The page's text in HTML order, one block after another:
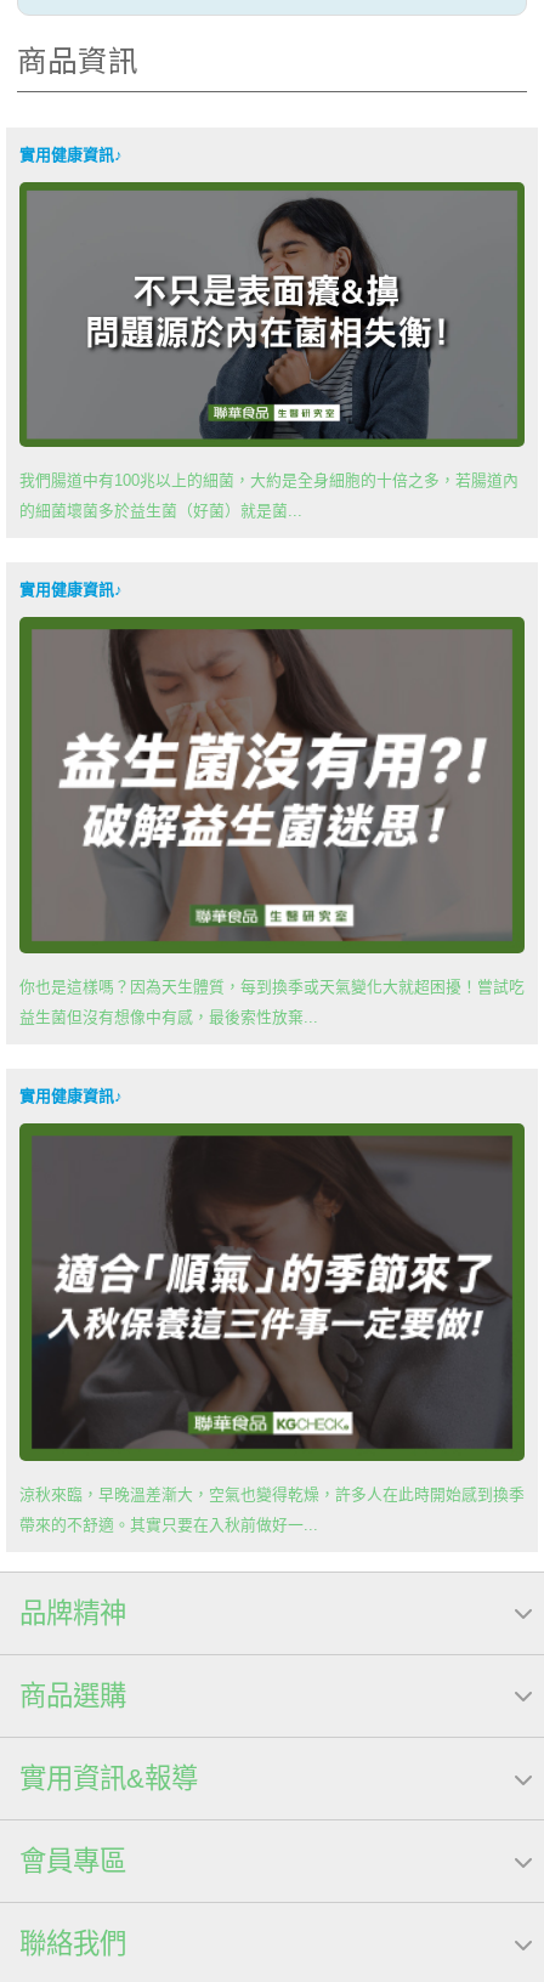
商品資訊
實用健康資訊♪
我們腸道中有100兆以上的細菌，大約是全身細胞的十倍之多，若腸道內
的細菌壞菌多於益生菌（好菌）就是菌...
實用健康資訊♪
你也是這樣嗎？因為天生體質，每到換季或天氣變化大就超困擾！嘗試吃
益生菌但沒有想像中有感，最後索性放棄...
實用健康資訊♪
涼秋來臨，早晚溫差漸大，空氣也變得乾燥，許多人在此時開始感到換季
帶來的不舒適。其實只要在入秋前做好一...
品牌精神
商品選購
實用資訊&報導
會員專區
聯絡我們